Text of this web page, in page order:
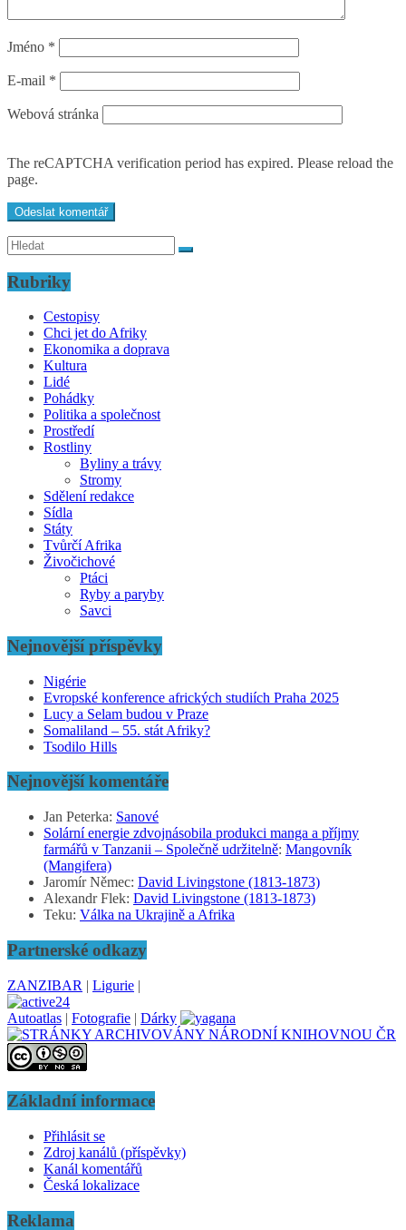
Jméno *
E-mail *
Webová stránka
The reCAPTCHA verification period has expired. Please reload the
page.
Rubriky
Cestopisy
Chci jet do Afriky
Ekonomika a doprava
Kultura
Lidé
Pohádky
Politika a společnost
Prostředí
Rostliny
Byliny a trávy
Stromy
Sdělení redakce
Sídla
Státy
Tvůrčí Afrika
Živočichové
Ptáci
Ryby a paryby
Savci
Nejnovější příspěvky
Nigérie
Evropské konference afrických studiích Praha 2025
Lucy a Selam budou v Praze
Somaliland – 55. stát Afriky?
Tsodilo Hills
Nejnovější komentáře
Jan Peterka: Sanové
Solární energie zdvojnásobila produkci manga a příjmy
farmářů v Tanzanii – Společně udržitelně: Mangovník
(Mangifera)
Jaromír Němec: David Livingstone (1813-1873)
Alexandr Flek: David Livingstone (1813-1873)
Teku: Válka na Ukrajině a Afrika
Partnerské odkazy
ZANZIBAR | Ligurie |
Autoatlas | Fotografie | Dárky
Základní informace
Přihlásit se
Zdroj kanálů (příspěvky)
Kanál komentářů
Česká lokalizace
Reklama